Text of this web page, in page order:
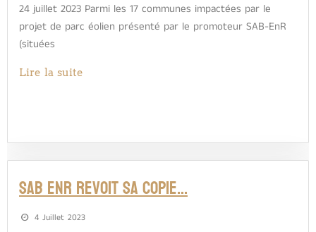
24 juillet 2023 Parmi les 17 communes impactées par le
projet de parc éolien présenté par le promoteur SAB-EnR
(situées
Lire la suite
SAB ENR REVOIT SA COPIE…
4 Juillet 2023